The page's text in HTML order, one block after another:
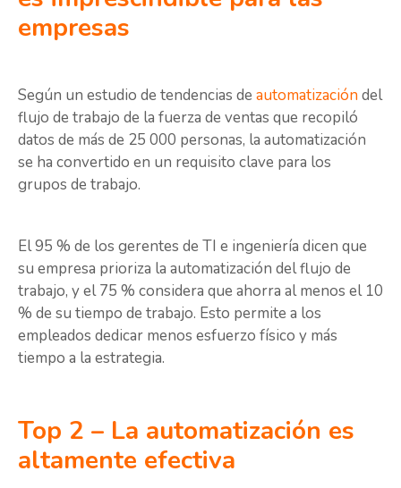
empresas
Según un estudio de tendencias de automatizacióndel
flujo de trabajo de la fuerza de ventas que recopiló
datos de más de 25 000 personas, la automatización
se ha convertido en un requisito clave para los
grupos de trabajo.
El 95 % de los gerentes de TI e ingeniería dicen que
su empresa prioriza la automatización del flujo de
trabajo, y el 75 % considera que ahorra al menos el 10
% de su tiempo de trabajo. Esto permite a los
empleados dedicar menos esfuerzo físico y más
tiempo a la estrategia.
Top 2 – La automatización es
altamente efectiva